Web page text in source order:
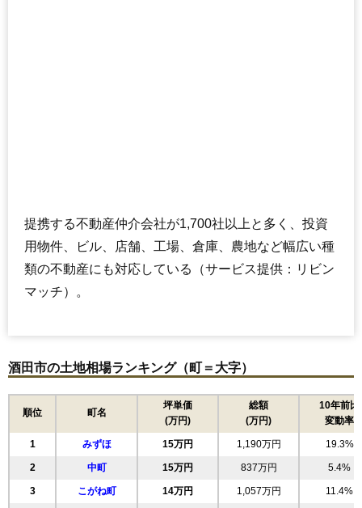
提携する不動産仲介会社が1,700社以上と多く、投資
用物件、ビル、店舗、工場、倉庫、農地など幅広い種
類の不動産にも対応している（サービス提供：リビン
マッチ）。
酒田市の土地相場ランキング（町＝大字）
順位 町名
坪単価
(万円)
総額
(万円)
10年前比
変動率
1 みずほ 15万円 1,190万円 19.3%
2 中町 15万円 837万円 5.4%
3 こがね町 14万円 1,057万円 11.4%